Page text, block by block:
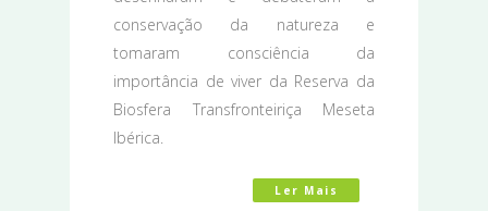
conservação da natureza e
tomaram consciência da
importância de viver da Reserva da
Biosfera Transfronteiriça Meseta
Ibérica.
Ler Mais